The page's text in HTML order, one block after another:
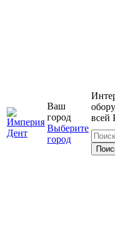
Ваш
город
Выберите
город
всей